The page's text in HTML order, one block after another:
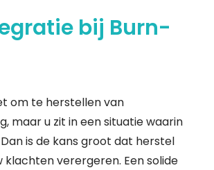
bij Burn-
om te herstellen van
maar u zit in een situatie waarin
is de kans groot dat herstel
klachten verergeren. Een solide